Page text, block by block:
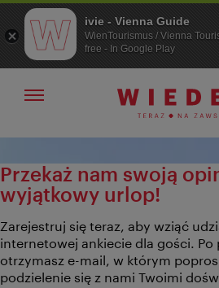
Przejdź
nawigacji
Przejdź
treści
Pokaż/ukryj
Przekaż nam swoją
wyjątkowy urlop!
Zarejestruj się teraz, aby wziąć
internetowej ankiecie dla gości. Po
otrzymasz e-mail, w którym
podzielenie się z nami Twoimi
ivie - Vienna Guide
WienTourismus / Vienna
free - In Google Play